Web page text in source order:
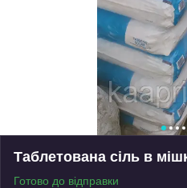
Таблетована сіль в
Готово до відправки